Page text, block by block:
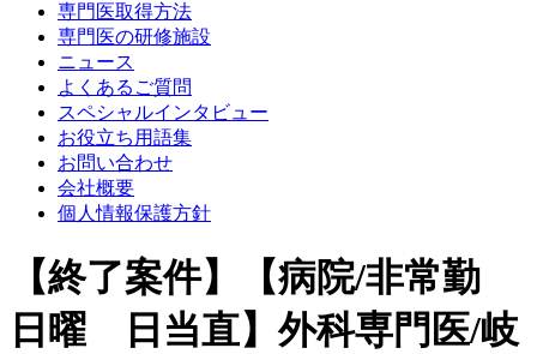
専門医取得方法
専門医の研修施設
ニュース
よくあるご質問
スペシャルインタビュー
お役立ち用語集
お問い合わせ
会社概要
個人情報保護方針
【終了案件】【病院/非常勤
日曜 日当直】外科専門医/岐